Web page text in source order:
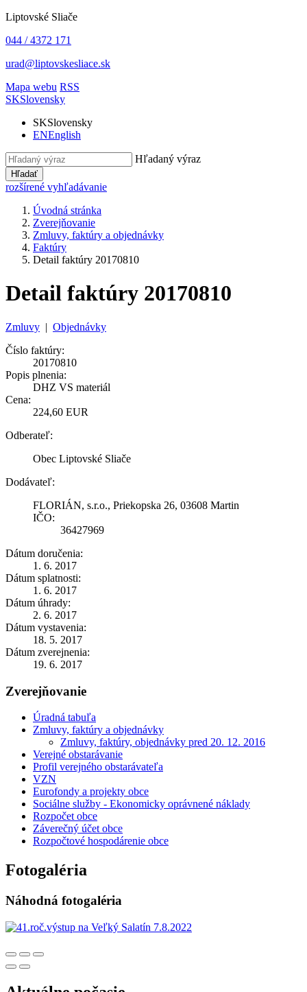
Liptovské Sliače
044 / 4372 171
urad@liptovskesliace.sk
Mapa webu RSS
SKSlovensky
SKSlovensky
ENEnglish
Hľadaný výraz
Hľadať
rozšírené vyhľadávanie
Úvodná stránka
Zverejňovanie
Zmluvy, faktúry a objednávky
Faktúry
Detail faktúry 20170810
Detail faktúry 20170810
Zmluvy | Objednávky
Číslo faktúry:
20170810
Popis plnenia:
DHZ VS materiál
Cena:
224,60 EUR
Odberateľ:
Obec Liptovské Sliače
Dodávateľ:
FLORIÁN, s.r.o., Priekopska 26, 03608 Martin
IČO:
36427969
Dátum doručenia:
1. 6. 2017
Dátum splatnosti:
1. 6. 2017
Dátum úhrady:
2. 6. 2017
Dátum vystavenia:
18. 5. 2017
Dátum zverejnenia:
19. 6. 2017
Zverejňovanie
Úradná tabuľa
Zmluvy, faktúry a objednávky
Zmluvy, faktúry, objednávky pred 20. 12. 2016
Verejné obstarávanie
Profil verejného obstarávateľa
VZN
Eurofondy a projekty obce
Sociálne služby - Ekonomicky oprávnené náklady
Rozpočet obce
Záverečný účet obce
Rozpočtové hospodárenie obce
Fotogaléria
Náhodná fotogaléria